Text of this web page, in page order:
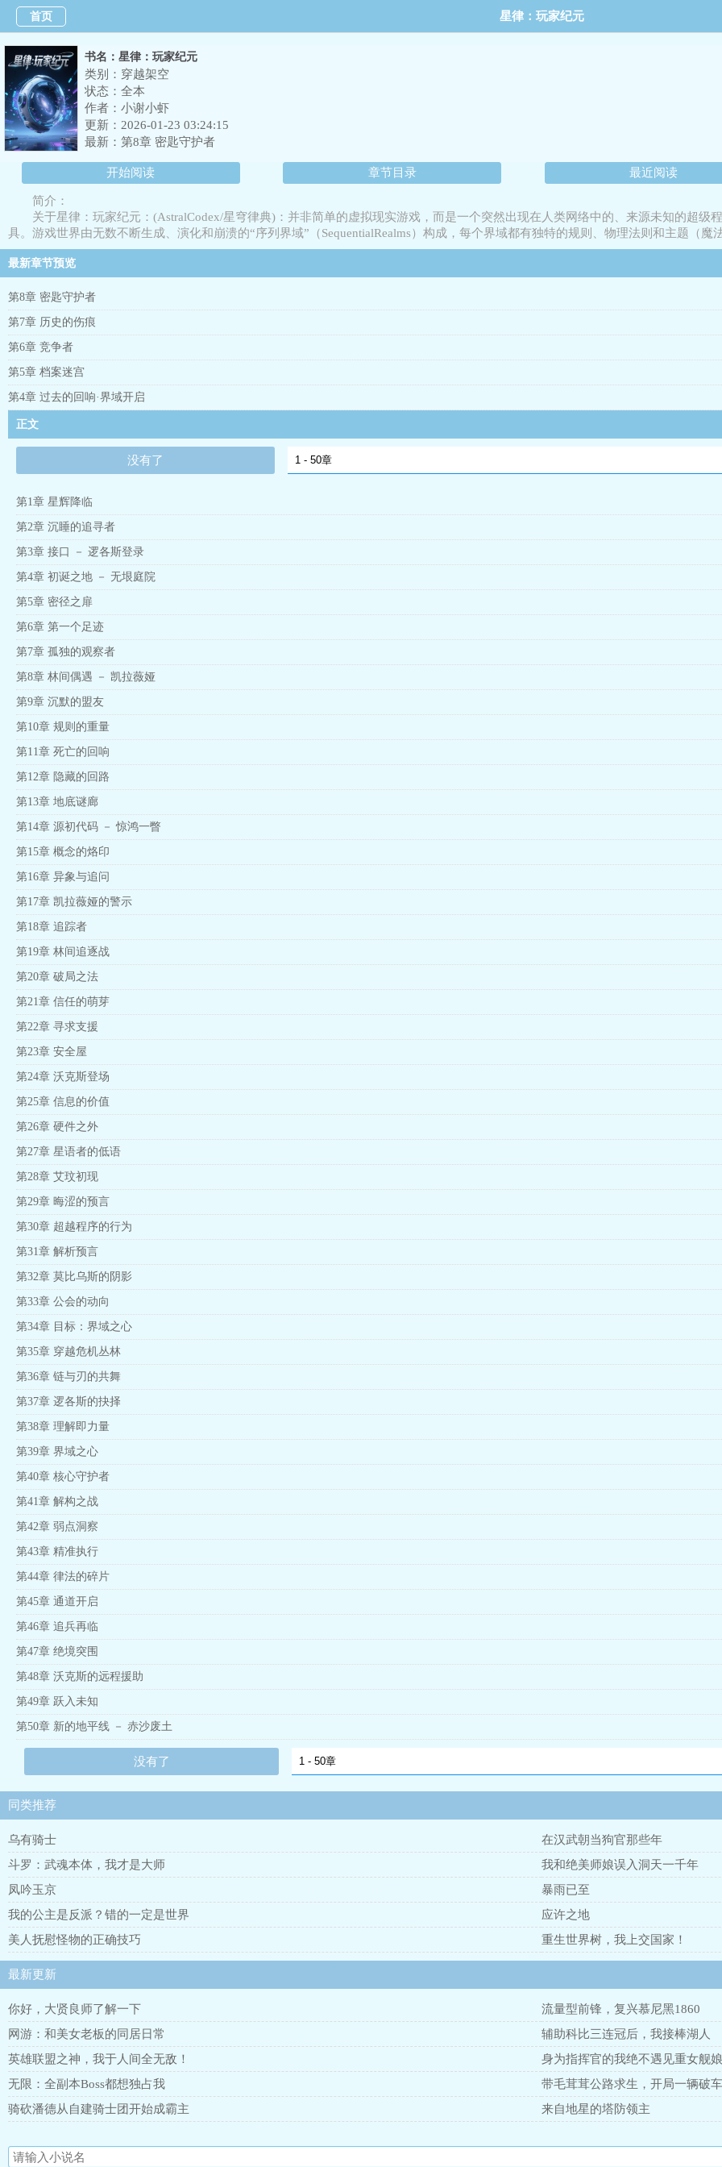
首页 星律：玩家纪元
书名：星律：玩家纪元
类别：穿越架空
状态：全本
作者： 小谢小虾
更新：2026-01-23 03:24:15
最新： 第8章 密匙守护者
开始阅读 章节目录 最近阅读
简介：
关于星律：玩家纪元：(AstralCodex/星穹律典)：并非简单的虚拟现实游戏，而是一个突然出现在人类网络中的、来源未知的超
具。游戏世界由无数不断生成、演化和崩溃的“序列界域”（SequentialRealms）构成，每个界域都有独特的规则、物理法则和主题（
最新章节预览
第8章 密匙守护者
第7章 历史的伤痕
第6章 竞争者
第5章 档案迷宫
第4章 过去的回响·界域开启
正文
没有了
第1章 星辉降临
第2章 沉睡的追寻者
第3章 接口 － 逻各斯登录
第4章 初诞之地 － 无垠庭院
第5章 密径之扉
第6章 第一个足迹
第7章 孤独的观察者
第8章 林间偶遇 － 凯拉薇娅
第9章 沉默的盟友
第10章 规则的重量
第11章 死亡的回响
第12章 隐藏的回路
第13章 地底谜廊
第14章 源初代码 － 惊鸿一瞥
第15章 概念的烙印
第16章 异象与追问
第17章 凯拉薇娅的警示
第18章 追踪者
第19章 林间追逐战
第20章 破局之法
第21章 信任的萌芽
第22章 寻求支援
第23章 安全屋
第24章 沃克斯登场
第25章 信息的价值
第26章 硬件之外
第27章 星语者的低语
第28章 艾玟初现
第29章 晦涩的预言
第30章 超越程序的行为
第31章 解析预言
第32章 莫比乌斯的阴影
第33章 公会的动向
第34章 目标：界域之心
第35章 穿越危机丛林
第36章 链与刃的共舞
第37章 逻各斯的抉择
第38章 理解即力量
第39章 界域之心
第40章 核心守护者
第41章 解构之战
第42章 弱点洞察
第43章 精准执行
第44章 律法的碎片
第45章 通道开启
第46章 追兵再临
第47章 绝境突围
第48章 沃克斯的远程援助
第49章 跃入未知
第50章 新的地平线 － 赤沙废土
没有了
同类推荐
乌有骑士
在汉武朝当狗官那些年
斗罗：武魂本体，我才是大师
我和绝美师娘误入洞天一千年
凤吟玉京
暴雨已至
我的公主是反派？错的一定是世界
应许之地
美人抚慰怪物的正确技巧
重生世界树，我上交国家！
最新更新
你好，大贤良师了解一下
流量型前锋，复兴慕尼黑1860
网游：和美女老板的同居日常
辅助科比三连冠后，我接棒湖人
英雄联盟之神，我于人间全无敌！
身为指挥官的我绝不遇见重女舰娘
无限：全副本Boss都想独占我
带毛茸茸公路求生，开局一辆破车
骑砍潘德从自建骑士团开始成霸主
来自地星的塔防领主